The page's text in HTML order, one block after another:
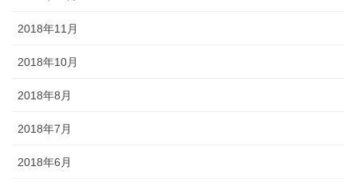
2018年11月
2018年10月
2018年8月
2018年7月
2018年6月